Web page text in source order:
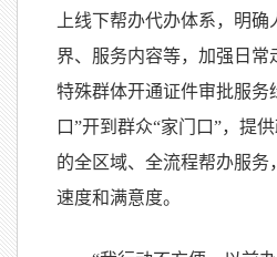
上线下帮办代办体系，明
界、服务内容等，加强日常
特殊群体开通证件审批服务
口”开到群众“家门口”，提
的全区域、全流程帮办服务
速度和满意度。